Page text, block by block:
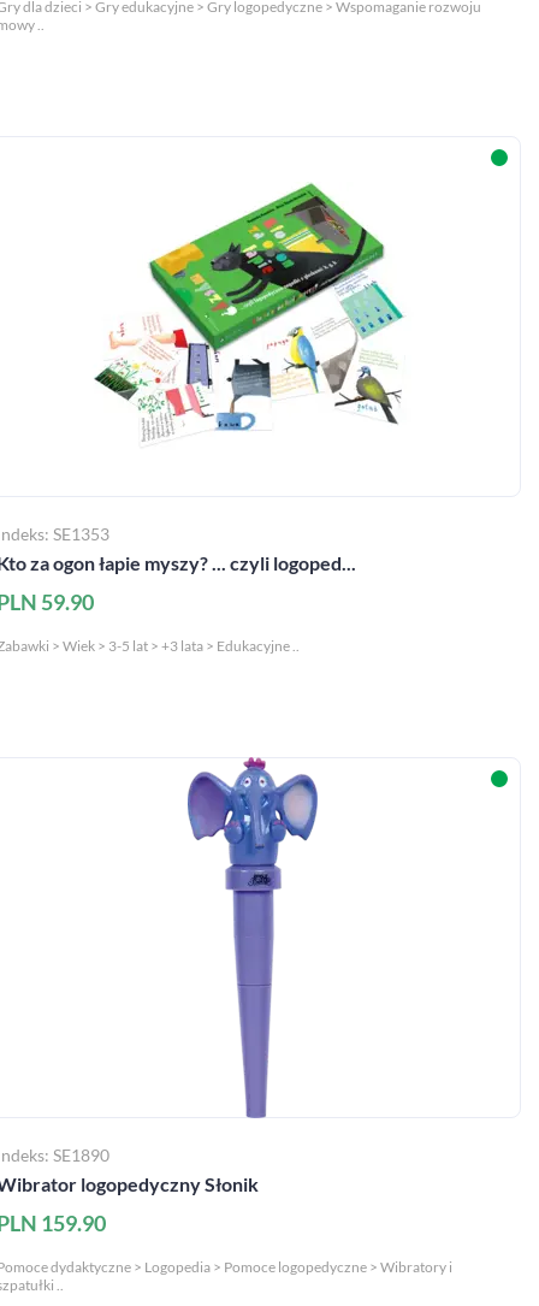
366 55 55
O MAC sklep
MAC Stref@
dla dzieci > Gry edukacyjne > Gry logopedyczne > Wspomaganie rozwoju
..
SE1353
za ogon łapie myszy? ... czyli logoped...
59.90
> Wiek > 3-5 lat > +3 lata > Edukacyjne ..
SE1890
logopedyczny Słonik
159.90
dydaktyczne > Logopedia > Pomoce logopedyczne > Wibratory i
..